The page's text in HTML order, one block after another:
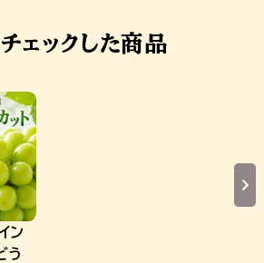
ェックした商品
ン
う